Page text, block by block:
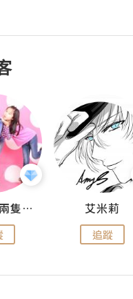
儍媽媽與兩隻小魔怪之家 艾米莉
追蹤